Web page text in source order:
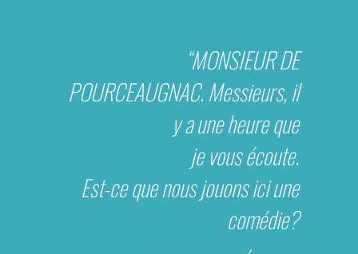
“MONSIEUR DE
POURCEAUGNAC. Messieurs, il
y a une heure que
je vous écoute.
Est-ceque nous jouons ici une
comédie?